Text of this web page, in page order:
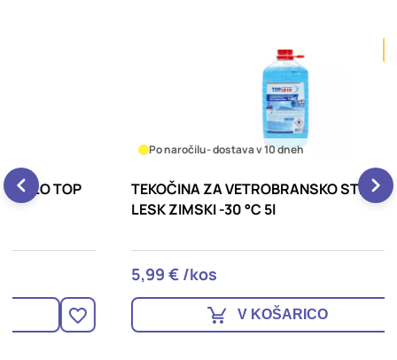
- dostava v 10 dneh
TEKOČINA ZA VETROBRANSKO STEKLO TOP
LESK ZIMSKI -30 °C 5l
V KOŠARICO